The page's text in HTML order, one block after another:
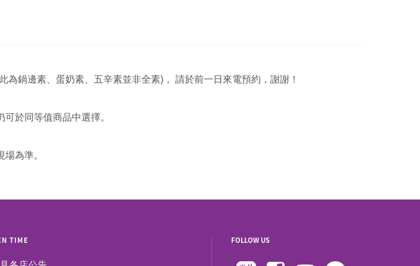
鍋邊素、蛋奶素、五辛素並非全素)， 請於前一日來電預約，謝謝！
於同等值商品中選擇。
為準。
TIME FOLLOW US